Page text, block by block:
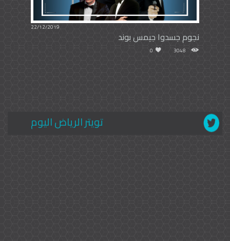
22/12/2019
نجوم جسدوا جيمس بوند
3048
0
تويتر الرياض اليوم